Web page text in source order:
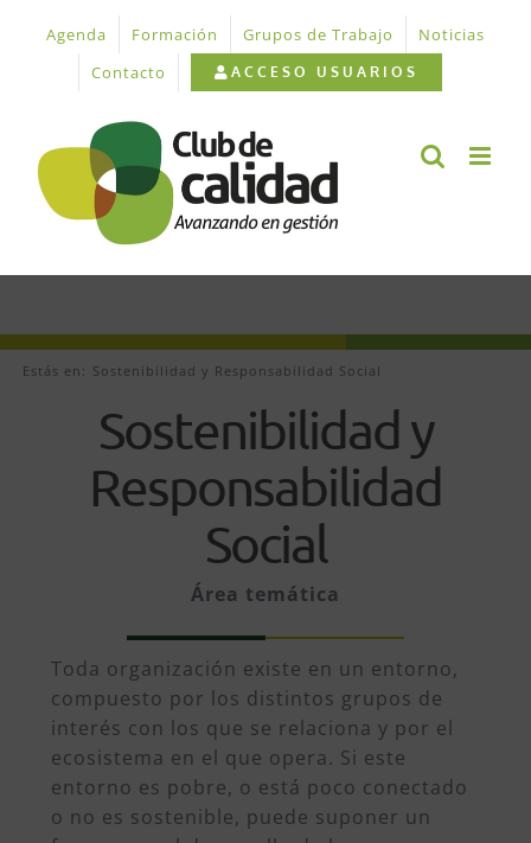
contenido
Agenda Formación Grupos de Trabajo
Noticias
Contacto
ACCESO USUARIOS
Estás en: Sostenibilidad y Responsabilidad Social
Sostenibilidad y
Responsabilidad
Social
Área temática
Toda organización existe en un entorno,
compuesto por los distintos grupos de
interés con los que se relaciona y por el
ecosistema en el que opera. Si este
entorno es pobre, o está poco conectado
o no es sostenible, puede suponer un